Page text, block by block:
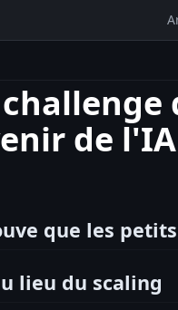
de l'IA
que les
lieu du scaling